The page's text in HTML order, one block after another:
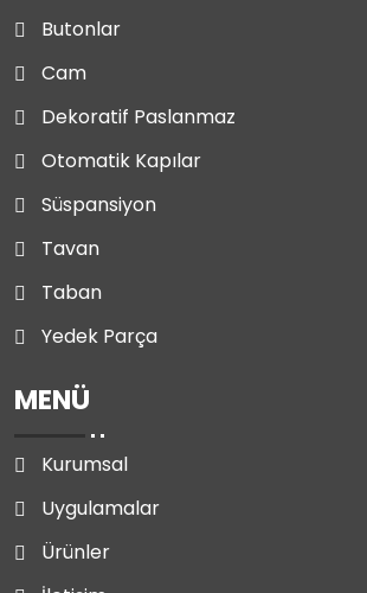
Butonlar
Cam
Dekoratif Paslanmaz
Otomatik Kapılar
Süspansiyon
Tavan
Taban
Yedek Parça
MENÜ
Kurumsal
Uygulamalar
Ürünler